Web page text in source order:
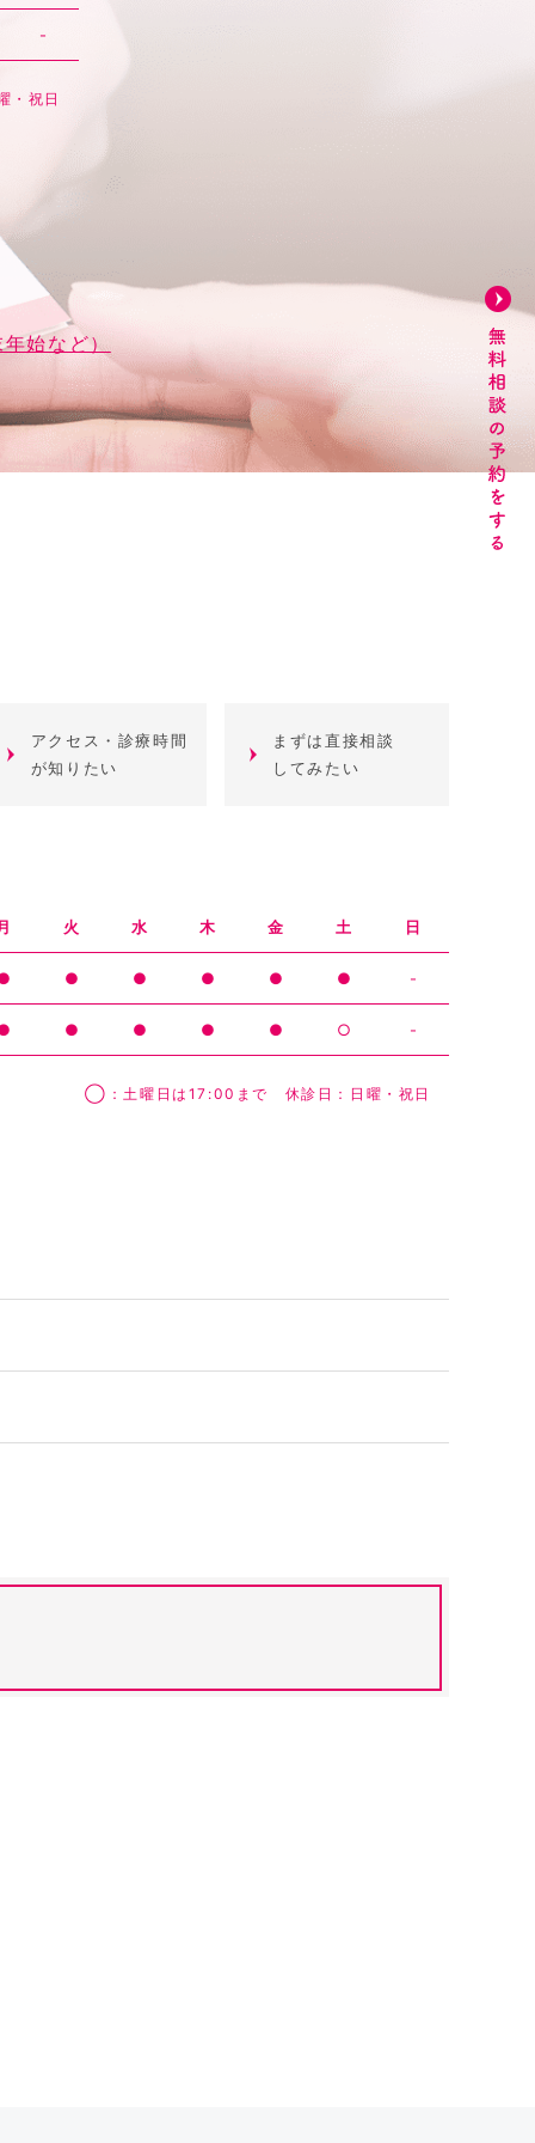
-
祝日
始など）
アクセス・診療時間
が知りたい
まずは直接相談
してみたい
火 水 木 金 土 日
● ● ● ● ● -
● ● ● ● ○ -
◯：土曜日は17:00まで 休診日：日曜・祝日